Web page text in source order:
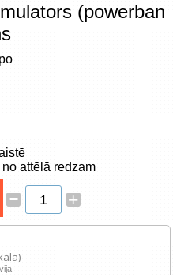
(powerban
attēlā redzam
– +